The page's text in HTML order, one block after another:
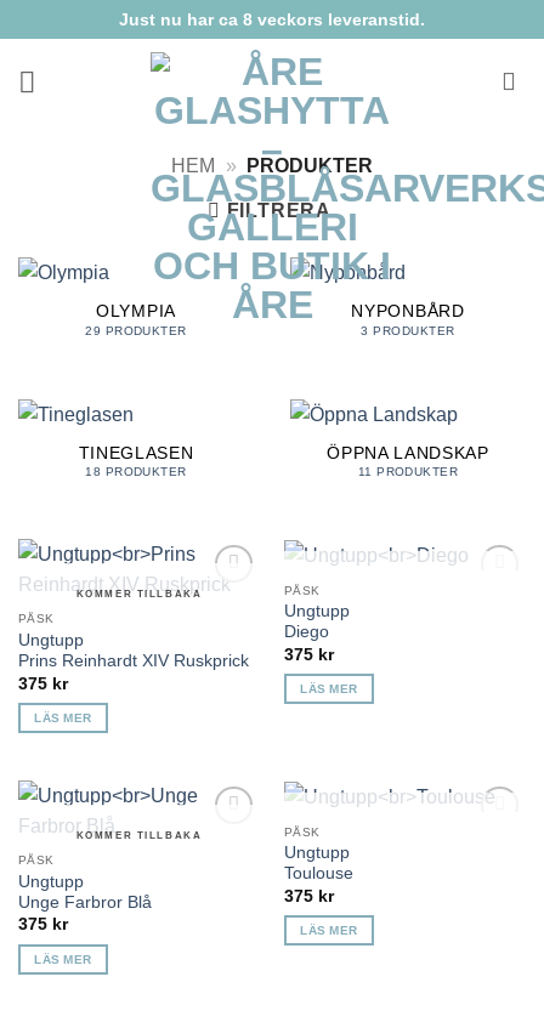
to
content
Just nu har ca 8 veckors leveranstid.
HEM » PRODUKTER
FILTRERA
OLYMPIA
29 PRODUKTER
NYPONBÅRD
3 PRODUKTER
TINEGLASEN
18 PRODUKTER
ÖPPNA LANDSKAP
11 PRODUKTER
Lägg till i
KOMMER TILLBAKA
PÅSK
Ungtupp
Prins Reinhardt XIV Ruskprick
375 kr
LÄS MER
PÅSK
Ungtupp
Diego
375 kr
LÄS MER
Lägg till i
KOMMER TILLBAKA
PÅSK
Ungtupp
Unge Farbror Blå
375 kr
LÄS MER
PÅSK
Ungtupp
Toulouse
375 kr
LÄS MER